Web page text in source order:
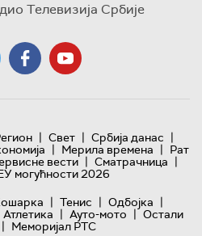
Телевизија Србије
| Свет | Србија данас |
| Мерила времена | Рат
вести | Сматрачница |
могућности 2026
| Тенис | Одбојка |
Атлетика | Ауто-мото | Остали
| Меморијал РТС